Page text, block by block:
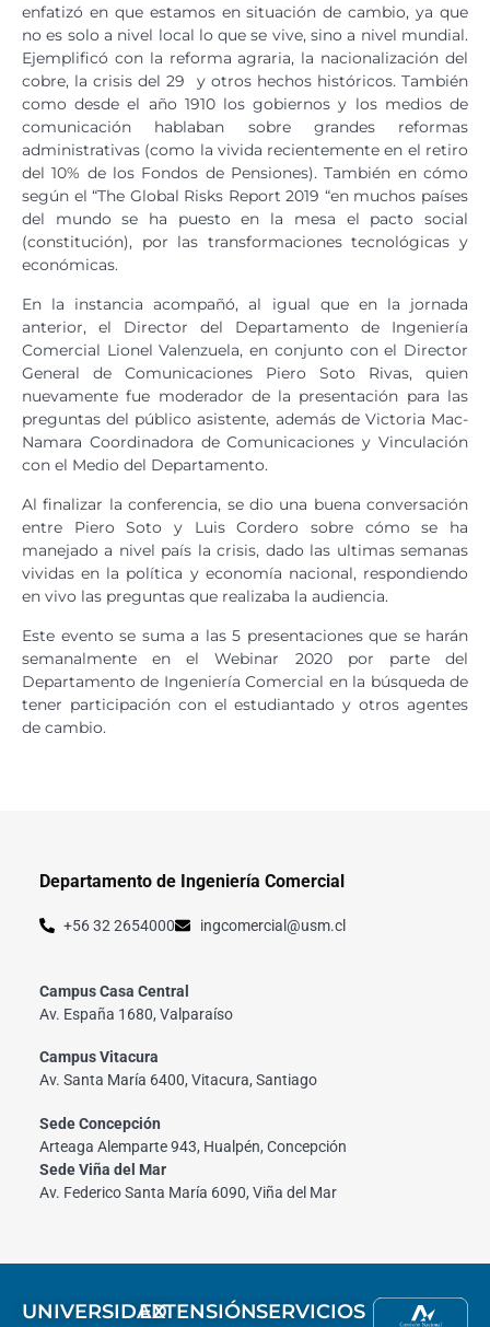
enfatizó en que estamos en situación de cambio, ya que
no es solo a nivel local lo que se vive, sino a nivel mundial.
Ejemplificó con la reforma agraria, la nacionalización del
cobre, la crisis del 29 y otros hechos históricos. También
como desde el año 1910 los gobiernos y los medios de
comunicación hablaban sobre grandes reformas
administrativas (como la vivida recientemente en el retiro
del 10% de los Fondos de Pensiones). También en cómo
según el “The Global Risks Report 2019 “en muchos países
del mundo se ha puesto en la mesa el pacto social
(constitución), por las transformaciones tecnológicas y
económicas.
En la instancia acompañó, al igual que en la jornada
anterior, el Director del Departamento de Ingeniería
Comercial Lionel Valenzuela, en conjunto con el Director
General de Comunicaciones Piero Soto Rivas, quien
nuevamente fue moderador de la presentación para las
preguntas del público asistente, además de Victoria Mac-
Namara Coordinadora de Comunicaciones y Vinculación
con el Medio del Departamento.
Al finalizar la conferencia, se dio una buena conversación
entre Piero Soto y Luis Cordero sobre cómo se ha
manejado a nivel país la crisis, dado las ultimas semanas
vividas en la política y economía nacional, respondiendo
en vivo las preguntas que realizaba la audiencia.
Este evento se suma a las 5 presentaciones que se harán
semanalmente en el Webinar 2020 por parte del
Departamento de Ingeniería Comercial en la búsqueda de
tener participación con el estudiantado y otros agentes
de cambio.
Departamento de Ingeniería Comercial
+56 32 2654000 ingcomercial@usm.cl
Campus Casa Central
Av. España 1680, Valparaíso
Campus Vitacura
Av. Santa María 6400, Vitacura, Santiago
Sede Concepción
Arteaga Alemparte 943, Hualpén, Concepción
Sede Viña del Mar
Av. Federico Santa María 6090, Viña del Mar
UNIVERSIDADEXTENSIÓNSERVICIOS